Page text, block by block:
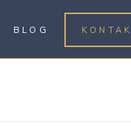
BLOG